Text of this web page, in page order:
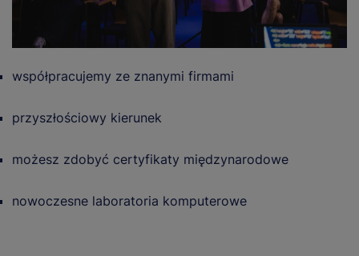
współpracujemy ze znanymi firmami
przyszłościowy kierunek
możesz zdobyć certyfikaty międzynarodowe
nowoczesne laboratoria komputerowe